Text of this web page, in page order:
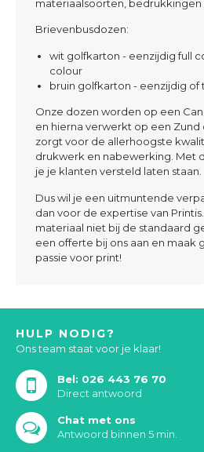
materiaalsoorten, bedrukkingen
Brievenbusdozen:
wit golfkarton - eenzijdig full
colour
bruin golfkarton - eenzijdig
Onze dozen worden op een
en hierna verwerkt op een Zund
zorgt voor de allerhoogste
drukwerk en nabewerking. Met
je je klanten versteld laten staan.
Dus wil je een uitmuntende
dan voor de expertise van
materiaal niet bij de standaard
een offerte bij ons aan en maak
passie voor print!
HULP NODIG?
Ons team staat voor je klaar!
Bel: 026 443 76 70
Direct antwoord
Chat met ons
Antwoord binnen 5 min.